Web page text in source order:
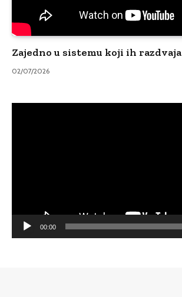
Zajedno u sistemu koji ih razdvaja
02/07/2026
00:00